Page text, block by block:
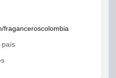
fraganceroscolombia
país